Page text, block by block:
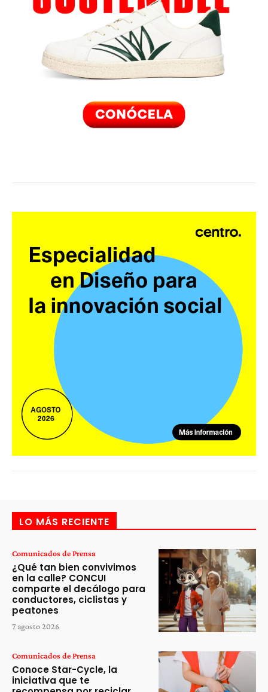
LO MÁS RECIENTE
Comunicados de Prensa
¿Qué tan bien convivimos
en la calle? CONCUI
comparte el decálogo para
conductores, ciclistas y
peatones
7 agosto 2026
Comunicados de Prensa
Conoce Star-Cycle, la
iniciativa que te